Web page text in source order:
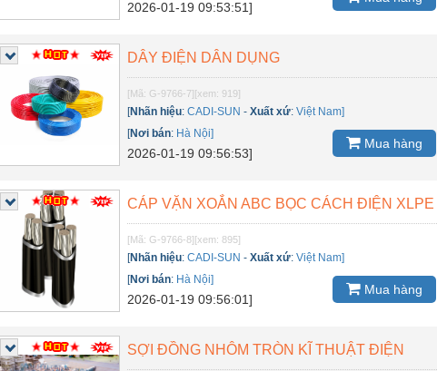
2026-01-19 09:53:51]
DÂY ĐIỆN DÂN DỤNG
[Mã: G-9766-7] [xem: 919]
[Nhãn hiệu:CADI-SUN -Xuất xứ:Việt Nam]
[Nơi bán: Hà Nội]
2026-01-19 09:56:53]
Mua hàng
CÁP VẶN XOẮN ABC BỌC CÁCH ĐIỆN XLPE
[Mã: G-9766-8] [xem: 895]
[Nhãn hiệu:CADI-SUN -Xuất xứ:Việt Nam]
[Nơi bán: Hà Nội]
2026-01-19 09:56:01]
Mua hàng
SỢI ĐỒNG NHÔM TRÒN KĨ THUẬT ĐIỆN